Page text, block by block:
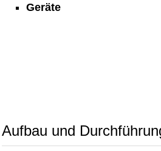
Geräte
Aufbau und